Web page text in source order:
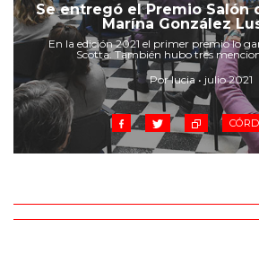
Cruz del Eje
Corredor de
La Carlota y
Laboulaye y sur
Bell Ville
Río Tercero
Despeñaderos
Se entregó el Premio Salón
Marína González
En la edición 2021 el primer premio lo
Scotta. También hubo tres
Por lucia • julio 2021